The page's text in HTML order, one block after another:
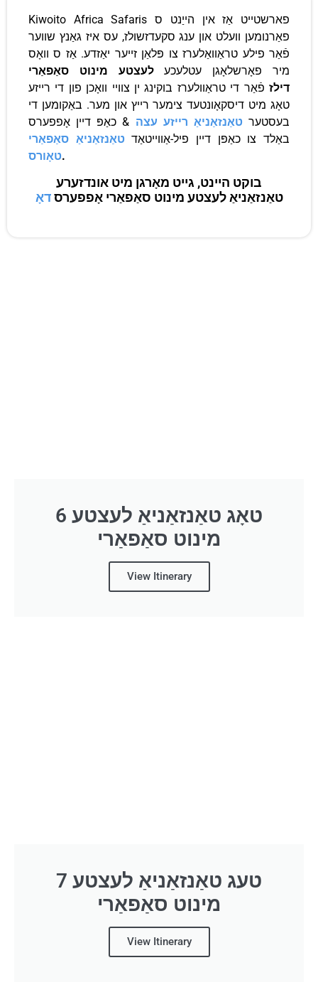
Kiwoito Africa Safaris פארשטייט אַז אין הייַנט ס
פאַרנומען וועלט און ענג סקעדזשולז, עס איז גאַנץ שווער
פֿאַר פילע טראַוואַלערז צו פּלאַן זייער יאַזדע. אַז ס וואָס
מיר פאָרשלאָגן עטלעכעלעצטע מינוט סאַפאַרי
דילז פֿאַר די טראַוולערז בוקינג ין צוויי וואָכן פון די רייזע
טאָג מיט דיסקאָונטעד צימער רייץ און מער. באַקומען די
בעסטער טאַנזאַניאַ רייזע עצה & כאַפּ דיין אָפפערס
באַלד צו כאַפּן דיין פיל-אַווייטאַד טאַנזאַניאַ סאַפאַרי
טאָורס.
בוקט היינט, גייט מאָרגן מיט אונדזערע
טאַנזאַניאַ לעצטע מינוט סאַפאַרי אָפפערסדאָ
6 טאָג טאַנזאַניאַ לעצטע
מינוט סאַפאַרי
View Itinerary
7 טעג טאַנזאַניאַ לעצטע
מינוט סאַפאַרי
View Itinerary